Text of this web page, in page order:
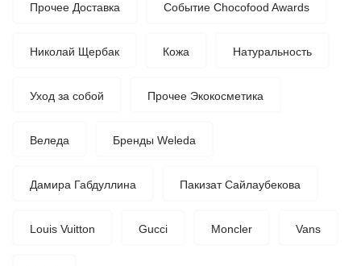
Прочее Доставка Событие Chocofood Awards
Николай Щербак Кожа Натуральность
Уход за собой Прочее Экокосметика
Веледа Бренды Weleda
Дамира Габдуллина Пакизат Сайлаубекова
Louis Vuitton Gucci Moncler Vans